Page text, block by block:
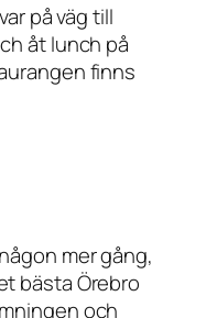
på väg till
åt lunch på
finns
mer gång,
bästa Örebro
och